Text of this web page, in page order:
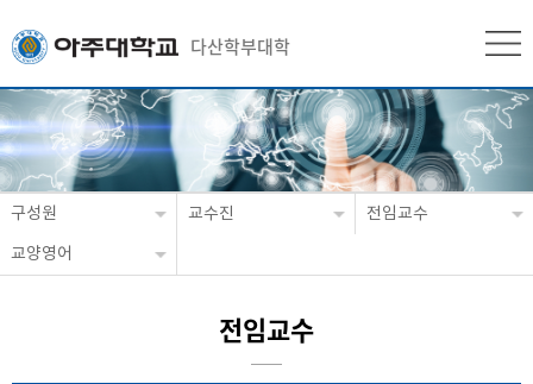
다산학부대학
구성원 교수진 전임교수
교양영어
전임교수